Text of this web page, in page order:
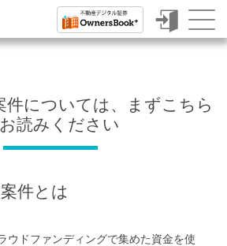
件については、まずこちら
読みください
件とは
ウドファンディングで集めた資金を使